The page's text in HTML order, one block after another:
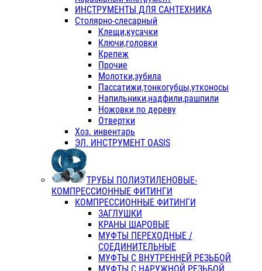
ИНСТРУМЕНТЫ ДЛЯ САНТЕХНИКА
Столярно-слесарный
Клещи,кусачки
Ключи,головки
Крепеж
Прочие
Молотки,зубила
Пассатижи,тонкогубцы,утконосы
Напильники,надфили,рашпили
Ножовки по дереву
Отвертки
Хоз. инвентарь
ЭЛ. ИНСТРУМЕНТ OASIS
ТРУБЫ ПОЛИЭТИЛЕНОВЫЕ-
КОМПРЕССИОННЫЕ ФИТИНГИ
КОМПРЕССИОННЫЕ ФИТИНГИ
ЗАГЛУШКИ
КРАНЫ ШАРОВЫЕ
МУФТЫ ПЕРЕХОДНЫЕ /
СОЕДИНИТЕЛЬНЫЕ
МУФТЫ С ВНУТРЕННЕЙ РЕЗЬБОЙ